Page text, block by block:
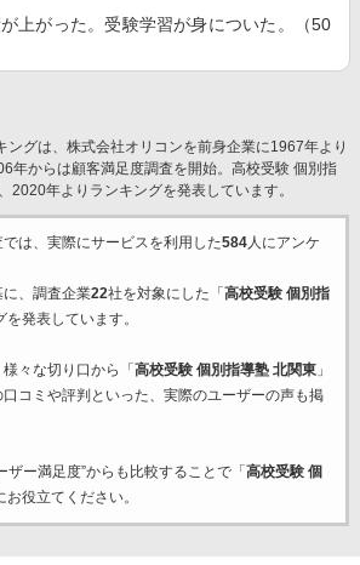
上がった。受験学習が身についた。（50
ングは、株式会社オリコンを前身企業に1967年より
年からは顧客満足度調査を開始。高校受験 個別指
2020年よりランキングを発表しています。
は、実際にサービスを利用した584人にアンケ
、調査企業22社を対象にした「 高校受験 個別指
発表しています。
々な切り口から「 高校受験 個別指導塾 北関東」
コミや評判といった、実際のユーザーの声も掲
ザー満足度”からも比較することで「 高校受験 個
お役立てください。